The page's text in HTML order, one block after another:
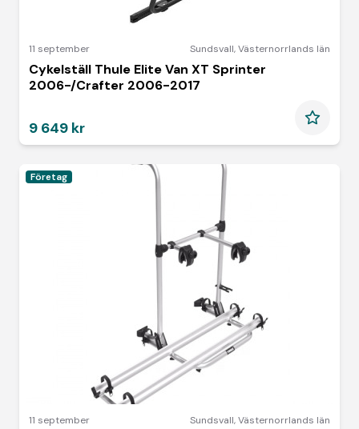
11 september Sundsvall,Västernorrlands län
Cykelställ Thule Elite Van XT Sprinter
2006-/Crafter 2006-2017
9 649 kr
Företag
11 september Sundsvall,Västernorrlands län